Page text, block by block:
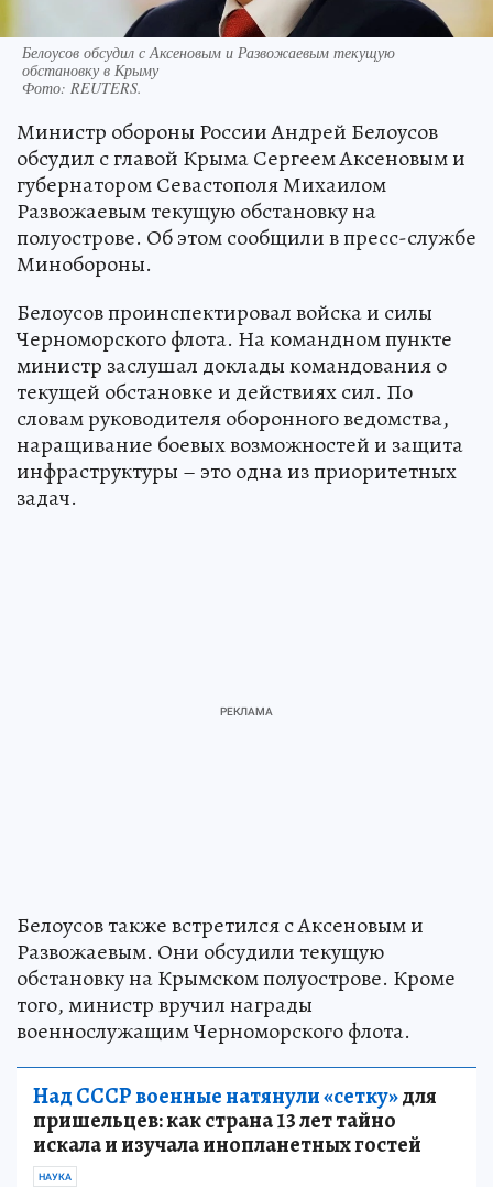
Белоусов обсудил с Аксеновым и Развожаевым текущую
обстановку в Крыму
Фото: REUTERS.
Министр обороны России Андрей Белоусов
обсудил с главой Крыма Сергеем Аксеновым и
губернатором Севастополя Михаилом
Развожаевым текущую обстановку на
полуострове. Об этом сообщили в пресс-службе
Минобороны.
Белоусов проинспектировал войска и силы
Черноморского флота. На командном пункте
министр заслушал доклады командования о
текущей обстановке и действиях сил. По
словам руководителя оборонного ведомства,
наращивание боевых возможностей и защита
инфраструктуры – это одна из приоритетных
задач.
Белоусов также встретился с Аксеновым и
Развожаевым. Они обсудили текущую
обстановку на Крымском полуострове. Кроме
того, министр вручил награды
военнослужащим Черноморского флота.
Над СССР военные натянули «сетку»для
пришельцев: как страна 13 лет тайно
искала и изучала инопланетных гостей
НАУКА